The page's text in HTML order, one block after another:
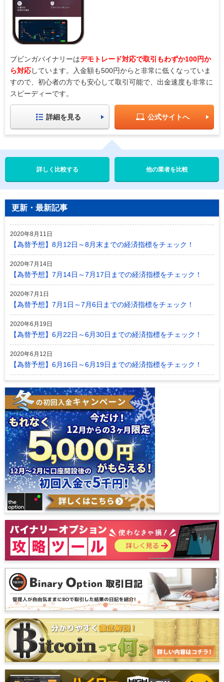
ブビンガバイナリーはデモトレード対応で取引もわずか100円か
ら対応しています。入金額も500円からと非常に低くなっていま
すので、初心者の方でも安心して取引可能で、出金速度も非常に
スピーディーです。
詳細を見る 公式サイトへ
他の業者を比較
更新・最新記事
2020年8月11日
【為替予想】8月12日～8月末までの経済指標をチェック！
2020年7月14日
【為替予想】7月14日～7月17日までの経済指標をチェック！
2020年7月1日
【為替予想】7月1日～7月6日までの経済指標をチェック！
2020年6月19日
【為替予想】6月22日～6月30日までの経済指標をチェック！
2020年6月12日
【為替予想】6月16日～6月19日までの経済指標をチェック！